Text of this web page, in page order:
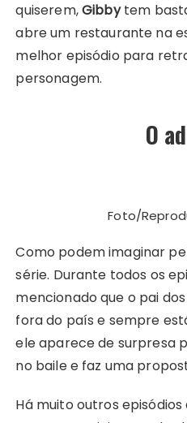
quiserem,Gibbytem
abre um restaurante na
melhor episódio para
personagem.
O
Foto/
Como podem imaginar
série. Durante todos os
mencionado que o pai
fora do país e sempre
ele aparece de surpresa
no baile e faz uma
Há muito outros